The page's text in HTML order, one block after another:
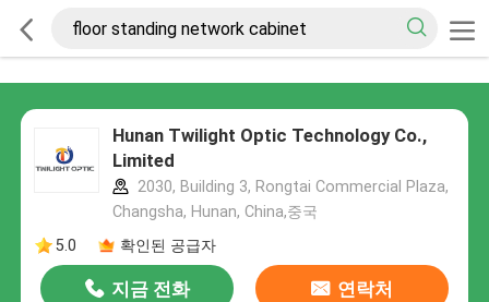
Hunan Twilight Optic Technology Co.,
Limited
2030, Building 3, Rongtai Commercial Plaza,
Changsha, Hunan, China,중국
5.0
확인된 공급자
지금 전화 연락처